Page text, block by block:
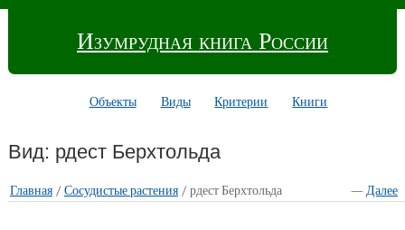
Изумрудная книга России
Объекты Виды Критерии Книги
Вид: рдест Берхтольда
Главная/ —Далее
Сосудистые растения/ рдест Берхтольда